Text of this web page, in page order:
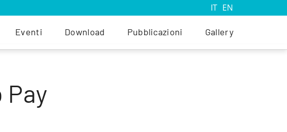
IT EN
Eventi Download Pubblicazioni Gallery
Pay